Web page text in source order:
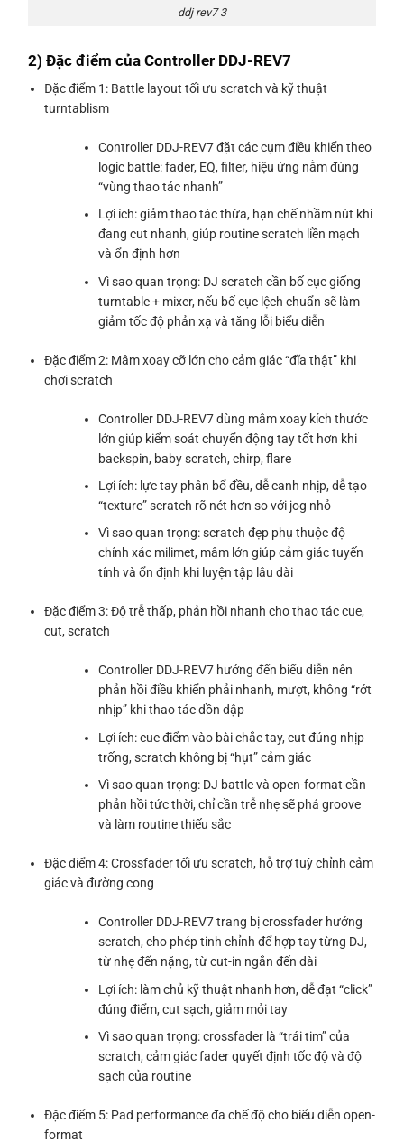
ddj rev7 3
2) Đặc điểm của Controller DDJ-REV7
Đặc điểm 1: Battle layout tối ưu scratch và kỹ thuật
turntablism
Controller DDJ-REV7 đặt các cụm điều khiển theo
logic battle: fader, EQ, filter, hiệu ứng nằm đúng
“vùng thao tác nhanh”
Lợi ích: giảm thao tác thừa, hạn chế nhầm nút khi
đang cut nhanh, giúp routine scratch liền mạch
và ổn định hơn
Vì sao quan trọng: DJ scratch cần bố cục giống
turntable + mixer, nếu bố cục lệch chuẩn sẽ làm
giảm tốc độ phản xạ và tăng lỗi biểu diễn
Đặc điểm 2: Mâm xoay cỡ lớn cho cảm giác “đĩa thật” khi
chơi scratch
Controller DDJ-REV7 dùng mâm xoay kích thước
lớn giúp kiểm soát chuyển động tay tốt hơn khi
backspin, baby scratch, chirp, flare
Lợi ích: lực tay phân bổ đều, dễ canh nhịp, dễ tạo
“texture” scratch rõ nét hơn so với jog nhỏ
Vì sao quan trọng: scratch đẹp phụ thuộc độ
chính xác milimet, mâm lớn giúp cảm giác tuyến
tính và ổn định khi luyện tập lâu dài
Đặc điểm 3: Độ trễ thấp, phản hồi nhanh cho thao tác cue,
cut, scratch
Controller DDJ-REV7 hướng đến biểu diễn nên
phản hồi điều khiển phải nhanh, mượt, không “rớt
nhịp” khi thao tác dồn dập
Lợi ích: cue điểm vào bài chắc tay, cut đúng nhịp
trống, scratch không bị “hụt” cảm giác
Vì sao quan trọng: DJ battle và open-format cần
phản hồi tức thời, chỉ cần trễ nhẹ sẽ phá groove
và làm routine thiếu sắc
Đặc điểm 4: Crossfader tối ưu scratch, hỗ trợ tuỳ chỉnh cảm
giác và đường cong
Controller DDJ-REV7 trang bị crossfader hướng
scratch, cho phép tinh chỉnh để hợp tay từng DJ,
từ nhẹ đến nặng, từ cut-in ngắn đến dài
Lợi ích: làm chủ kỹ thuật nhanh hơn, dễ đạt “click”
đúng điểm, cut sạch, giảm mỏi tay
Vì sao quan trọng: crossfader là “trái tim” của
scratch, cảm giác fader quyết định tốc độ và độ
sạch của routine
Đặc điểm 5: Pad performance đa chế độ cho biểu diễn open-
format